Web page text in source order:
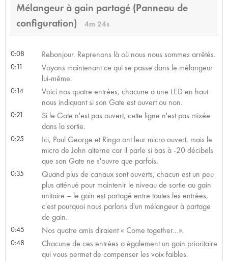
Mélangeur à gain partagé (Panneau de
configuration)
4m 24s
0:08 Rebonjour. Reprenons là où nous nous sommes arrêtés.
0:11
Voyons maintenant ce qui se passe dans le mélangeur
lui-même.
0:14
Voici nos quatre entrées, chacune a une LED en haut
nous indiquant si son Gate est ouvert ou non.
0:21
Si le Gate n'est pas ouvert, cette ligne n'est pas mixée
dans la sortie.
0:25
Ici, Paul George et Ringo ont leur micro ouvert, mais le
micro de John alterne car il parle si bas à -20 décibels
que son Gate ne s'ouvre que parfois.
0:35
Quand plus de canaux sont ouverts, chacun est un peu
plus atténué pour maintenir le niveau de sortie au gain
unitaire – le gain est partagé entre toutes les entrées,
c'est pourquoi nous parlons d'un mélangeur à partage
de gain.
0:45 Nos quatre amis diraient « Come together…».
0:48
Chacune de ces entrées a également un gain prioritaire
qui vous permet de compenser les voix faibles.